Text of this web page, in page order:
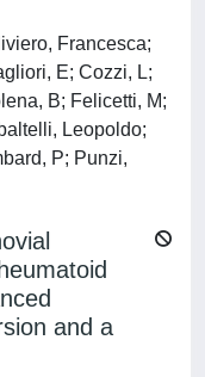
Francesca;
E; Cozzi, L;
B; Felicetti, M;
Leopoldo;
P; Punzi,
and a